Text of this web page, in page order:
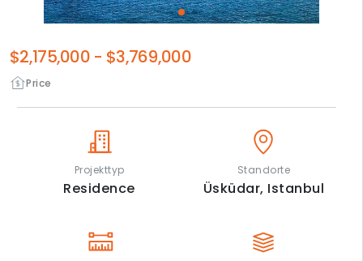
Price
$2,175,000 - $3,769,000
Projekttyp
Residence
Standorte
Üsküdar, Istanbul